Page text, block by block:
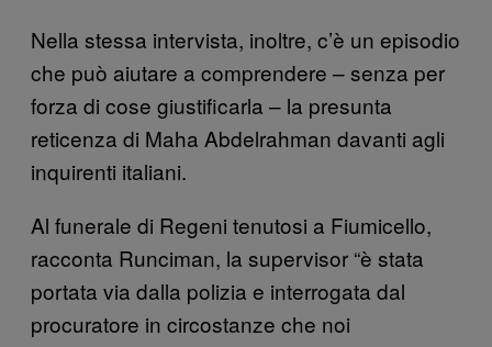
Nella stessa intervista, inoltre, c’è un episodio
che può aiutare a comprendere – senza per
forza di cose giustificarla – la presunta
reticenza di Maha Abdelrahman davanti agli
inquirenti italiani.
Al funerale di Regeni tenutosi a Fiumicello,
racconta Runciman, la supervisor “è stata
portata via dalla polizia e interrogata dal
procuratore in circostanze che noi